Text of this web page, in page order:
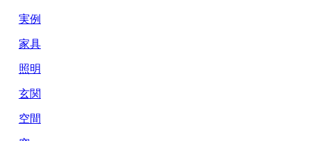
実例
家具
照明
玄関
空間